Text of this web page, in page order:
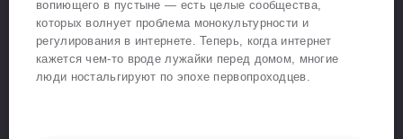
вопиющего в пустыне — есть целые сообщества,
которых волнует проблема монокультурности и
регулирования в интернете. Теперь, когда интернет
кажется чем-то вроде лужайки перед домом, многие
люди ностальгируют по эпохе первопроходцев.